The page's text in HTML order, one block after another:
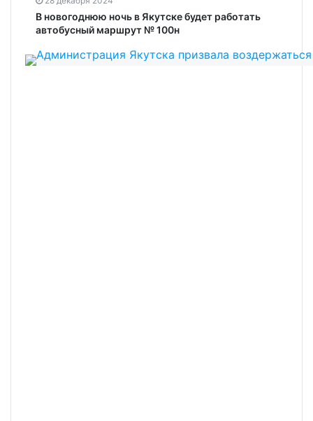
В новогоднюю ночь в Якутске будет работать
автобусный маршрут № 100н